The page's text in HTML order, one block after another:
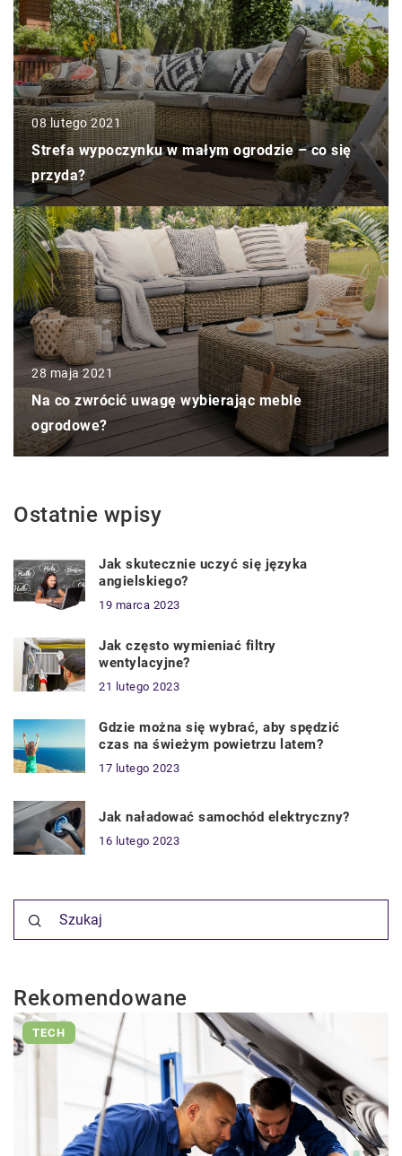
08 lutego 2021
Strefa wypoczynku w małym ogrodzie – co się
przyda?
28 maja 2021
Na co zwrócić uwagę wybierając meble
ogrodowe?
Ostatnie wpisy
Jak skutecznie uczyć się języka
angielskiego?
19 marca 2023
Jak często wymieniać filtry
wentylacyjne?
21 lutego 2023
Gdzie można się wybrać, aby spędzić
czas na świeżym powietrzu latem?
17 lutego 2023
Jak naładować samochód elektryczny?
16 lutego 2023
Rekomendowane
TECH